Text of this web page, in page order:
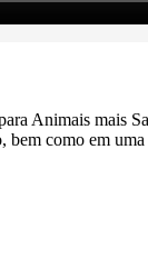
Animais mais
como em